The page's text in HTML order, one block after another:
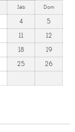
Sáb Dom
4
5
11
12
18
19
25
26